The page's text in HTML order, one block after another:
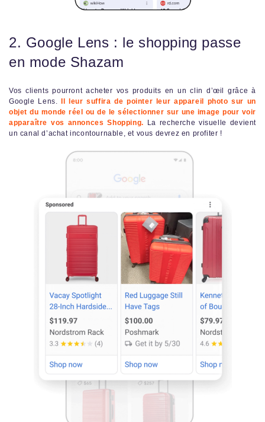
2. Google Lens : le shopping passe
en mode Shazam
Vos clients pourront acheter vos produits en un clin d’œil grâce à
Google Lens.Il leur suffira de pointer leur appareil photo sur un
objet du monde réel ou de le sélectionner sur une image pour voir
apparaître vos annonces Shopping. La recherche visuelle devient
un canal d’achat incontournable, et vous devrez en profiter !